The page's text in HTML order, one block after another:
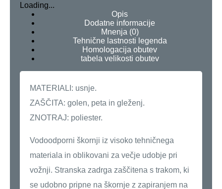
Loading...
Opis
Dodatne informacije
Mnenja (0)
Tehnične lastnosti legenda
Homologacija obutev
tabela velikosti obutev
MATERIALI: usnje.
ZAŠČITA: golen, peta in gleženj.
ZNOTRAJ: poliester.
Vodoodporni škornji iz visoko tehničnega
materiala in oblikovani za večje udobje pri
vožnji. Stranska zadrga zaščitena s trakom, ki
se udobno pripne na škornje z zapiranjem na